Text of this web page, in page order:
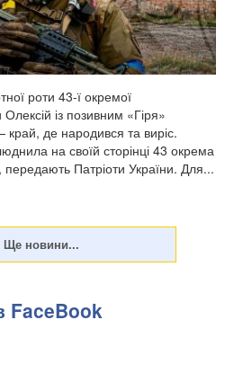
роти 43-ї окремої
із позивним «Гіря»
де народився та виріс.
на своїй сторінці 43 окрема
передають Патріоти України. Для...
FaceBook